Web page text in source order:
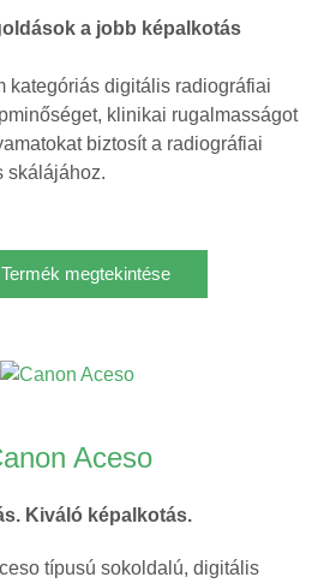
a jobb képalkotás
kategóriás digitális radiográfiai
klinikai rugalmasságot
biztosít a radiográfiai
skálájához.
Termék megtekintése
Aceso
Kiváló képalkotás.
típusú sokoldalú, digitális